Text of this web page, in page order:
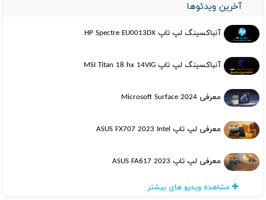
آخرین ویدئوها
آنباکسینگ لپ تاپ HP Spectre EU0013DX
آنباکسینگ لپ تاپ MSI Titan 18 hx 14VIG
معرفی Microsoft Surface 2024
معرفی لپ تاپ ASUS FX707 2023 Intel
معرفی لپ تاپ ASUS FA617 2023
مشاهده ویدیو های بیشتر